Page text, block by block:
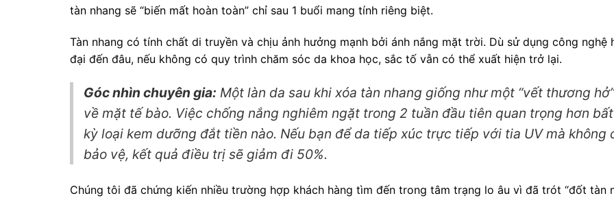
tàn nhang sẽ “biến mất hoàn toàn” chỉ sau 1 buổi mang tính riêng biệt.
Tàn nhang có tính chất di truyền và chịu ảnh hưởng mạnh bởi ánh nắng mặt trời. Dù sử dụng công nghệ
đại đến đâu, nếu không có quy trình chăm sóc da khoa học, sắc tố vẫn có thể xuất hiện trở lại.
Góc nhìn chuyên gia: Một làn da sau khi xóa tàn nhang giống như một “vết thương hở”
về mặt tế bào. Việc chống nắng nghiêm ngặt trong 2 tuần đầu tiên quan trọng hơn bất
kỳ loại kem dưỡng đắt tiền nào. Nếu bạn để da tiếp xúc trực tiếp với tia UV mà không
bảo vệ, kết quả điều trị sẽ giảm đi 50%.
Chúng tôi đã chứng kiến nhiều trường hợp khách hàng tìm đến trong tâm trạng lo âu vì đã trót “đốt tàn